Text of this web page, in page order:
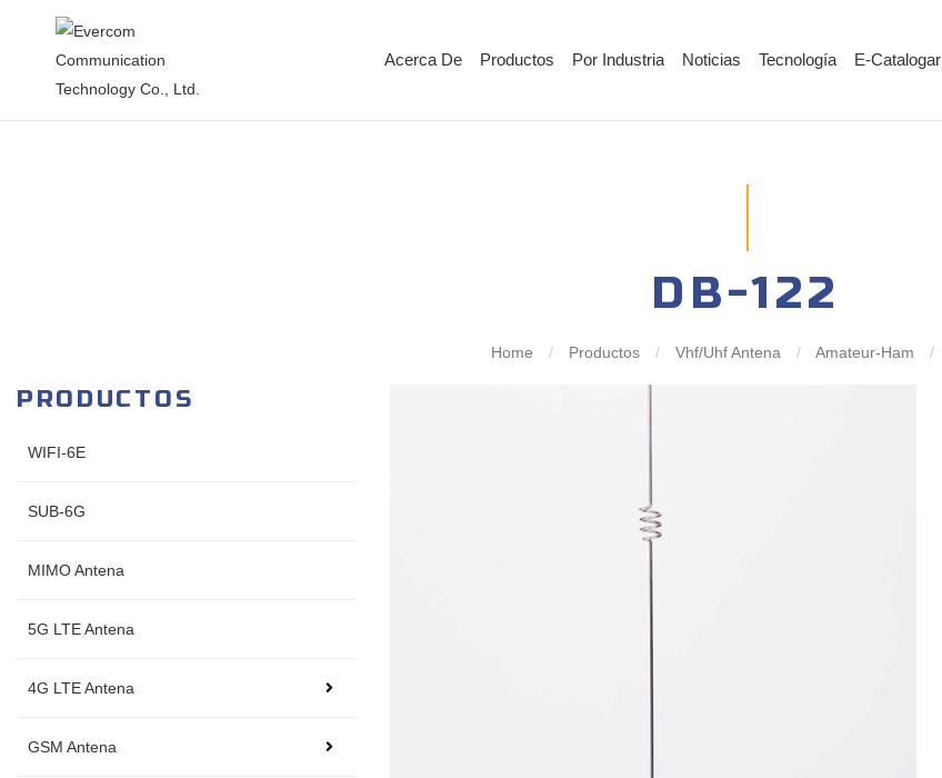
Acerca De Productos Por Industria Noticias Tecnología E-Catalogar
DB-122
Home / Productos / Vhf/Uhf Antena / Amateur-Ham /
PRODUCTOS
WIFI-6E
SUB-6G
MIMO Antena
5G LTE Antena
4G LTE Antena
GSM Antena